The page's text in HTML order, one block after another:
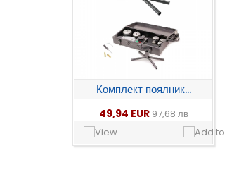
Комплект поялник...
49,94 EUR 97,68 лв